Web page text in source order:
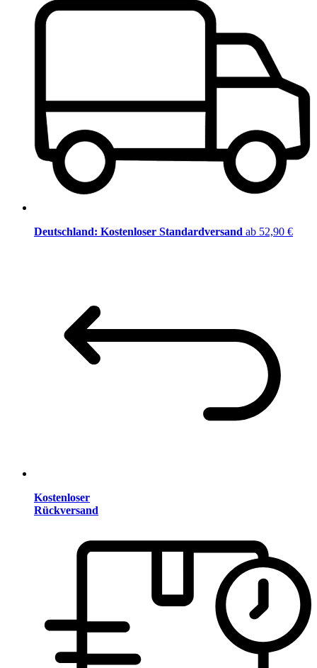
Deutschland: Kostenloser Standardversand ab 52,90 €
Kostenloser
Rückversand